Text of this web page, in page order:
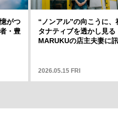
容のスリルと変
載「そこから何
がつ
・豊
“ノンアル”の向こうに、
タナティブを透かし見る
MARUKUの店主夫妻に
2026.05.15 FRI